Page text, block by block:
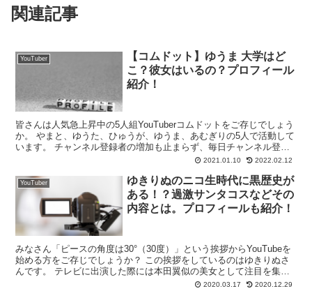
関連記事
YouTuber
【コムドット】ゆうま 大学はど
こ？彼女はいるの？プロフィール
紹介！
皆さんは人気急上昇中の5人組YouTuberコムドットをご存じでしょう
か。 やまと、ゆうた、ひゅうが、ゆうま、あむぎりの5人で活動して
います。 チャンネル登録者の増加も止まらず、毎日チャンネル登録
2021.01.10 2022.02.12
YouTuber
ゆきりぬのニコ生時代に黒歴史が
ある！？過激サンタコスなどその
内容とは。プロフィールも紹介！
みなさん「ピースの角度は30°（30度）」という挨拶からYouTubeを
始める方をご存じでしょうか？ この挨拶をしているのはゆきりぬさ
んです。 テレビに出演した際には本田翼似の美女として注目を集め
2020.03.17 2020.12.29